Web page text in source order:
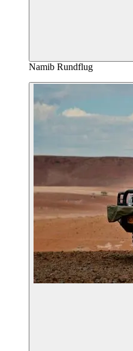
Namib Rundflug